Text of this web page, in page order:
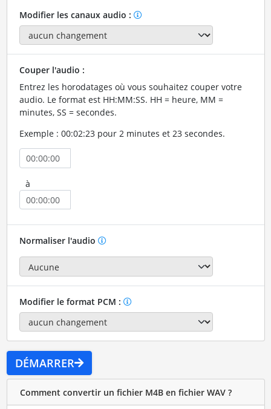
Modifier les canaux audio :
Couper l'audio :
Entrez les horodatages où vous souhaitez couper votre
audio. Le format est HH:MM:SS. HH = heure, MM =
minutes, SS = secondes.
Exemple : 00:02:23 pour 2 minutes et 23 secondes.
à
Normaliser l'audio
Modifier le format PCM :
DÉMARRER
Comment convertir un fichier M4B en fichier WAV ?